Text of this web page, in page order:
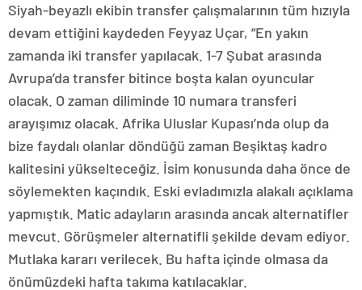
Siyah-beyazlı ekibin transfer çalışmalarının tüm hızıyla
devam ettiğini kaydeden Feyyaz Uçar, “En yakın
zamanda iki transfer yapılacak. 1-7 Şubat arasında
Avrupa’da transfer bitince boşta kalan oyuncular
olacak. O zaman diliminde 10 numara transferi
arayışımız olacak. Afrika Uluslar Kupası’nda olup da
bize faydalı olanlar döndüğü zaman Beşiktaş kadro
kalitesini yükselteceğiz. İsim konusunda daha önce de
söylemekten kaçındık. Eski evladımızla alakalı açıklama
yapmıştık. Matic adayların arasında ancak alternatifler
mevcut. Görüşmeler alternatifli şekilde devam ediyor.
Mutlaka kararı verilecek. Bu hafta içinde olmasa da
önümüzdeki hafta takıma katılacaklar.